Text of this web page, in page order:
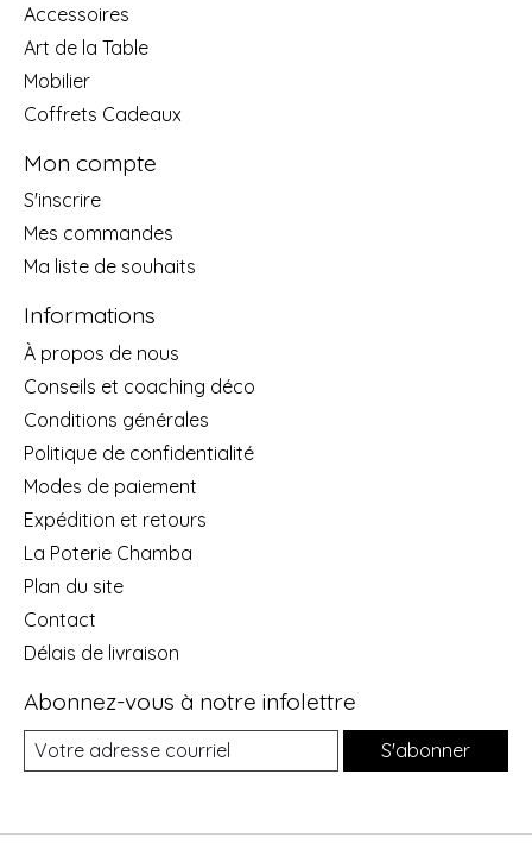
Accessoires
Art de la Table
Mobilier
Coffrets Cadeaux
Mon compte
S'inscrire
Mes commandes
Ma liste de souhaits
Informations
À propos de nous
Conseils et coaching déco
Conditions générales
Politique de confidentialité
Modes de paiement
Expédition et retours
La Poterie Chamba
Plan du site
Contact
Délais de livraison
Abonnez-vous à notre infolettre
S'abonner